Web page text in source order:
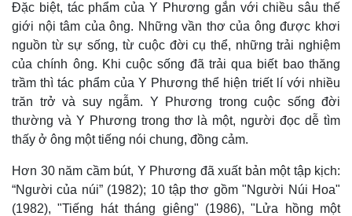
Kinh tế
Bất động sản
Khởi nghiệp
Thị trường
Giá vàng
Tiêu dùng
Tỷ giá
Chứng khoán
Giá cà phê
Đặc biệt, tác phẩm của Y Phương gắn với chiều sâu thế
giới nội tâm của ông. Những vần thơ của ông được khơi
nguồn từ sự sống, từ cuộc đời cụ thể, những trải nghiệm
của chính ông. Khi cuộc sống đã trải qua biết bao thăng
trầm thì tác phẩm của Y Phương thể hiện triết lí với nhiều
trăn trở và suy ngẫm. Y Phương trong cuộc sống đời
thường và Y Phương trong thơ là một, người đọc dễ tìm
thấy ở ông một tiếng nói chung, đồng cảm.
Hơn 30 năm cầm bút, Y Phương đã xuất bản một tập kịch:
“Người của núi” (1982); 10 tập thơ gồm "Người Núi Hoa"
(1982), "Tiếng hát tháng giêng" (1986), "Lửa hồng một